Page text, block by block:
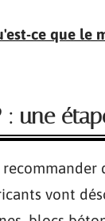
ce que le
: une
vont